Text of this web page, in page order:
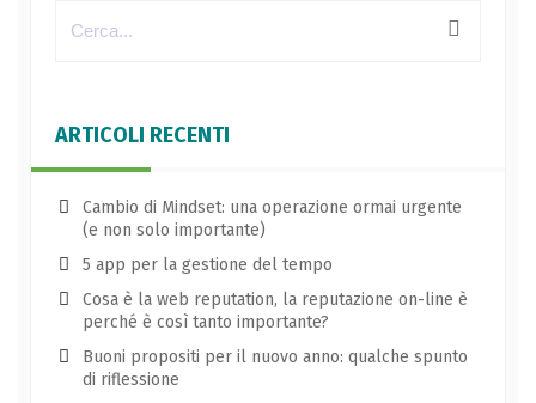
ARTICOLI RECENTI
Cambio di Mindset: una operazione ormai urgente
(e non solo importante)
5 app per la gestione del tempo
Cosa è la web reputation, la reputazione on-line è
perché è così tanto importante?
Buoni propositi per il nuovo anno: qualche spunto
di riflessione